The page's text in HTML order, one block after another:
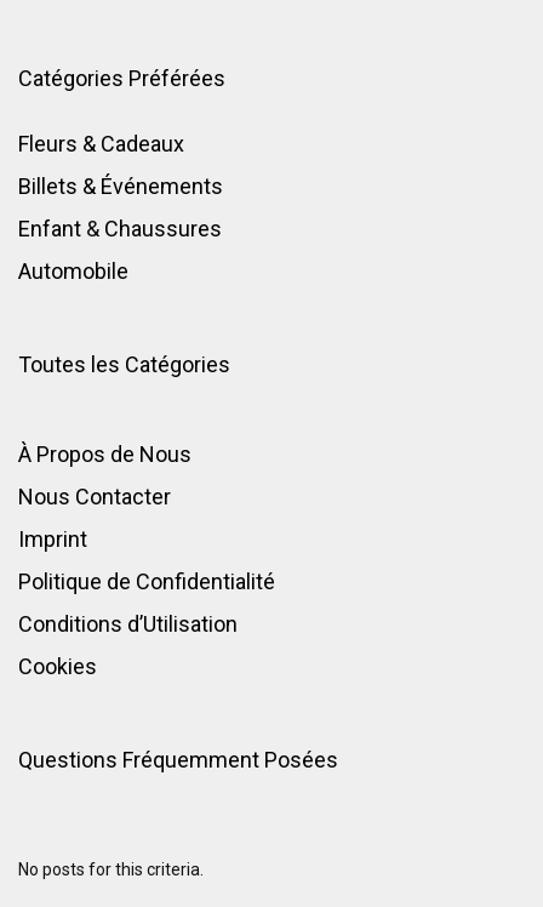
Catégories Préférées
Fleurs & Cadeaux
Billets & Événements
Enfant & Chaussures
Automobile
Toutes les Catégories
À Propos de Nous
Nous Contacter
Imprint
Politique de Confidentialité
Conditions d’Utilisation
Cookies
Questions Fréquemment Posées
No posts for this criteria.